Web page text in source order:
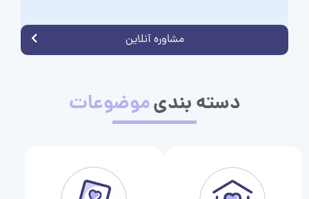
مشاوره آنلاین
دسته بندیموضوعات